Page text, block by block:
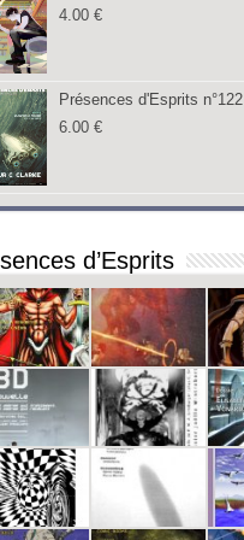
4.00 €
Présences d'Esprits n°122
6.00 €
d’Esprits